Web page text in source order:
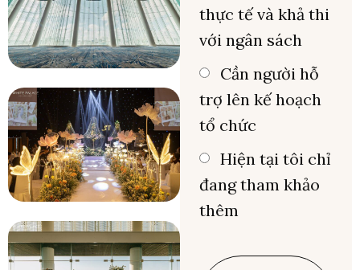
thực tế và khả thi
với ngân sách
Cần người hỗ
trợ lên kế hoạch
tổ chức
Hiện tại tôi chỉ
đang tham khảo
thêm